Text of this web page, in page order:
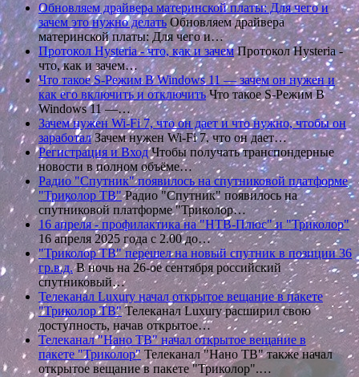
Обновляем драйвера материнской платы: Для чего и
зачем это нужно делатьОбновляем драйвера
материнской платы: Для чего и…
Протокол Hysteria - что, как и зачемПротокол Hysteria -
что, как и зачем…
Что такое S-Режим В Windows 11 — зачем он нужен и
как его включить и отключитьЧто такое S-Режим В
Windows 11 —…
Зачем нужен Wi-Fi 7, что он дает и что нужно, чтобы он
заработалЗачем нужен Wi-Fi 7, что он дает…
Регистрация и ВходЧтобы получать транспондерные
новости в полном объёме…
Радио "Спутник" появилось на спутниковой платформе
"Триколор ТВ"Радио "Спутник" появилось на
спутниковой платформе "Триколор…
16 апреля - профилактика на "НТВ-Плюс" и "Триколор"
16 апреля 2025 года с 2.00 до…
"Триколор ТВ" перешел на новый спутник в позиции 36
гр.в.д.В ночь на 26-ое сентября российский
спутниковый…
Телеканал Luxury начал открытое вещание в пакете
"Триколор ТВ"Телеканал Luxury расширил свою
доступность, начав открытое…
Телеканал "Нано ТВ" начал открытое вещание в
пакете "Триколор"Телеканал "Нано ТВ" также начал
открытое вещание в пакете "Триколор".…